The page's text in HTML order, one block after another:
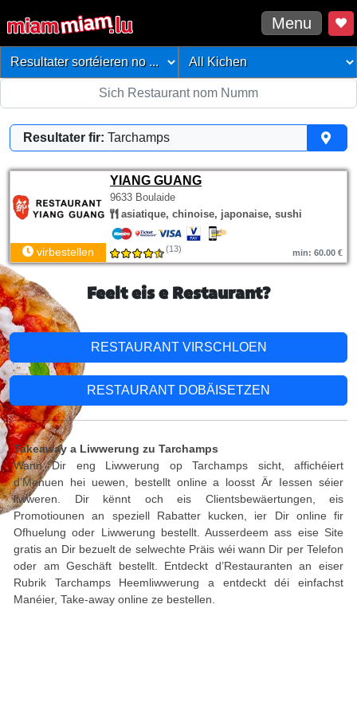
Menu
Resultater fir: Tarchamps
YIANG GUANG
9633 Boulaide
asiatique, chinoise, japonaise, sushi
virbestellen (13) min: 60.00 €
Feelt eis e Restaurant?
RESTAURANT VIRSCHLOEN
RESTAURANT DOBÄISETZEN
Takeaway a Liwwerung zu Tarchamps
Wann Dir eng Liwwerung op Tarchamps sicht, affichéiert
d’Menuen hei uewen, bestellt online a loosst Är Iessen séier
liwweren. Dir kënnt och eis Clientsbewäertungen, eis
Promotiounen an speziell Rabatter kucken, ier Dir online fir
Ofhuelung oder Liwwerung bestellt. Ausserdeem ass eise Site
gratis an Dir bezuelt de selwechte Präis wéi wann Dir per Telefon
oder am Geschäft bestellt. Entdeckt d’Restauranten an eiser
Rubrik Tarchamps Heemliwwerung a entdeckt déi einfachst
Manéier, Take-away online ze bestellen.